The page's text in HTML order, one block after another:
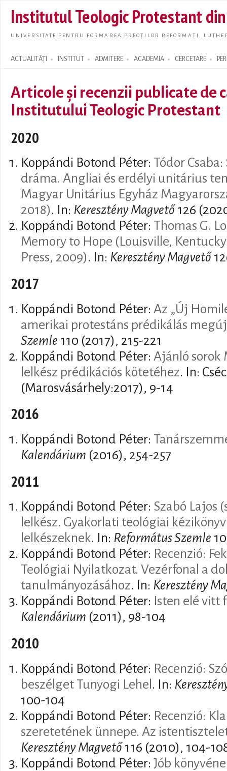
main
Institutul Teologic Protestant
UNIVERSITATE PENTRU FORMAREA PREOȚILOR REFORMAȚI,
ACTUALITĂȚI INSTITUT ADMITERE ACADEMIA CERCETARE
Search form
Articole și recenzii publicate de
Institutului Teologic Protestant
2020
Koppándi Botond Péter: Tódor
dráma. Angliai és erdélyi unitárius
Magyar Unitárius Egyház
2018). In: Keresztény Magvető 126
Koppándi Botond Péter: Thomas G.
Memory to Hope (Louisville,
Press, 2009). In: Keresztény Magvető
2017
Koppándi Botond Péter: Az „Új
amerikai protestáns prédikálás
Szemle 110 (2017), 215-221
Koppándi Botond Péter: Ajánló sorok
lelkész prédikációs kötetéhez. In:
(Marosvásárhely:2017), 9-14
2016
Koppándi Botond Péter:
Kalendárium (2016), 254-257
2011
Koppándi Botond Péter: Szabó Lajos
lelkész. Gyakorlati teológiai
lelkészeknek. In: Református Szemle
Koppándi Botond Péter: Recenzió:
Teológiai Nyilatkozat. Vezérfonal a
tanulmányozásához. In: Keresztény
Koppándi Botond Péter: Isten elé vitt
Kalendárium (2011), 98-104
2010
Koppándi Botond Péter: Recenzió:
beszélget Tunyogi Lehel . In:
100-104
Koppándi Botond Péter: Recenzió:
szeretetének ünnepe. Az
Keresztény Magvető116 (2010), 104-
Koppándi Botond Péter: Jób